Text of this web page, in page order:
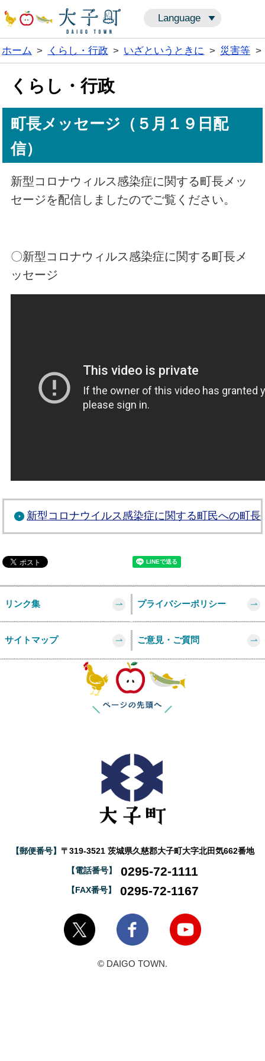
Language
ホーム > くらし・行政 > いざというときに > 災害等 >
くらし・行政
町長メッセージ（５月１９日配
信）
新型コロナウィルス感染症に関する町長メッ
セージを配信しましたのでご覧ください。
〇新型コロナウィルス感染症に関する町長メ
ッセージ
新型コロナウイルス感染症に関する町民への町
リンク集 プライバシーポリシー
サイトマップ ご意見・ご質問
【郵便番号】 〒319-3521 茨城県久慈郡大子町大字北田気662番地
【電話番号】 0295-72-1111
【FAX番号】 0295-72-1167
大子町Twitter 大子町Facebook
© DAIGO TOWN.